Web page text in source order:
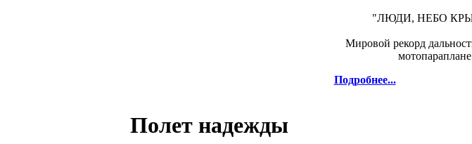
"ЛЮДИ, НЕБО
Мировой рекорд
Подробнее...
Полет надежды